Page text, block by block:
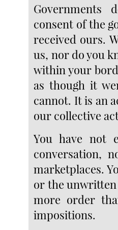
consent of the
received ours.
us, nor do you
within your
as though it
cannot. It is an
our collective
You have not
conversation,
marketplaces.
or the unwritten
more order
impositions.